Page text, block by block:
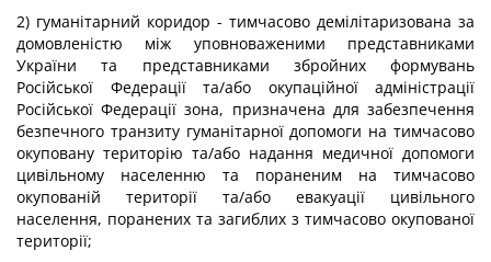
2) гуманітарний коридор - тимчасово демілітаризована за
домовленістю між уповноваженими представниками
України та представниками збройних формувань
Російської Федерації та/або окупаційної адміністрації
Російської Федерації зона, призначена для забезпечення
безпечного транзиту гуманітарної допомоги на тимчасово
окуповану територію та/або надання медичної допомоги
цивільному населенню та пораненим на тимчасово
окупованій території та/або евакуації цивільного
населення, поранених та загиблих з тимчасово окупованої
території;